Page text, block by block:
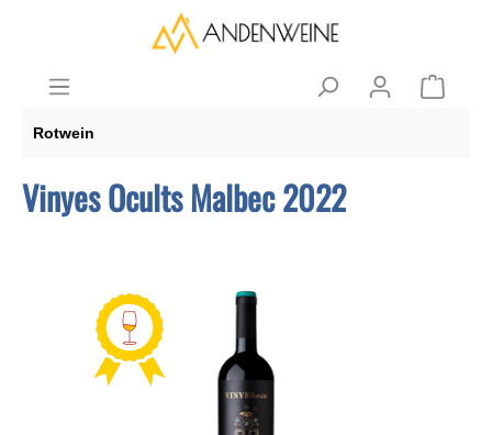
Rotwein
Vinyes Ocults Malbec 2022